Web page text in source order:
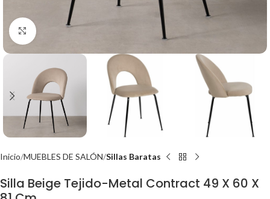
Click to enlarge
Inicio MUEBLES DE SALÓN Sillas Baratas
Silla Beige Tejido-Metal Contract 49 X 60 X